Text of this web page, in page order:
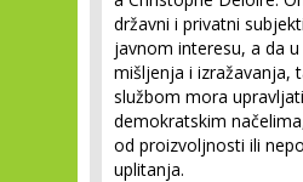
državni i privatni
javnom interesu, a da
mišljenja i izražavanja,
službom mora
demokratskim
od proizvoljnosti ili
uplitanja.